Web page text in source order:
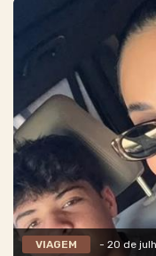
VIAGEM - 20 de